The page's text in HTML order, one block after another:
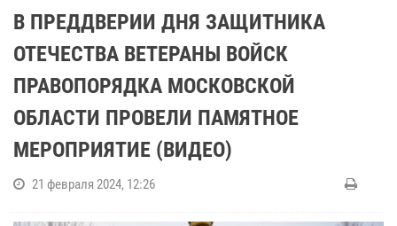
В ПРЕДДВЕРИИ ДНЯ ЗАЩИТНИКА
ОТЕЧЕСТВА ВЕТЕРАНЫ ВОЙСК
ПРАВОПОРЯДКА МОСКОВСКОЙ
ОБЛАСТИ ПРОВЕЛИ ПАМЯТНОЕ
МЕРОПРИЯТИЕ (ВИДЕО)
21 февраля 2024, 12:26